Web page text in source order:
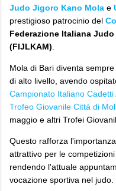
Judo Jigoro Kano Mola e
prestigioso patrocinio del
Federazione Italiana
(FIJLKAM)
​Mola di Bari diventa
di alto livello, avendo
Campionato Italiano Cadetti
Trofeo Giovanile Città di
maggio e altri Trofei
Questo rafforza
attrattivo per le
rendendo l'attuale
vocazione sportiva nel judo.